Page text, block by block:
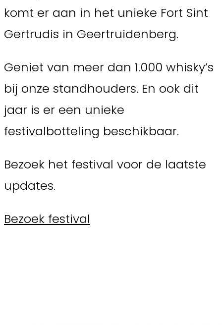
komt er aan in het unieke Fort Sint
Gertrudis in Geertruidenberg.
Geniet van meer dan 1.000 whisky’s
bij onze standhouders. En ook dit
jaar is er een unieke
festivalbotteling beschikbaar.
Bezoek het festival voor de laatste
updates.
Bezoek festival